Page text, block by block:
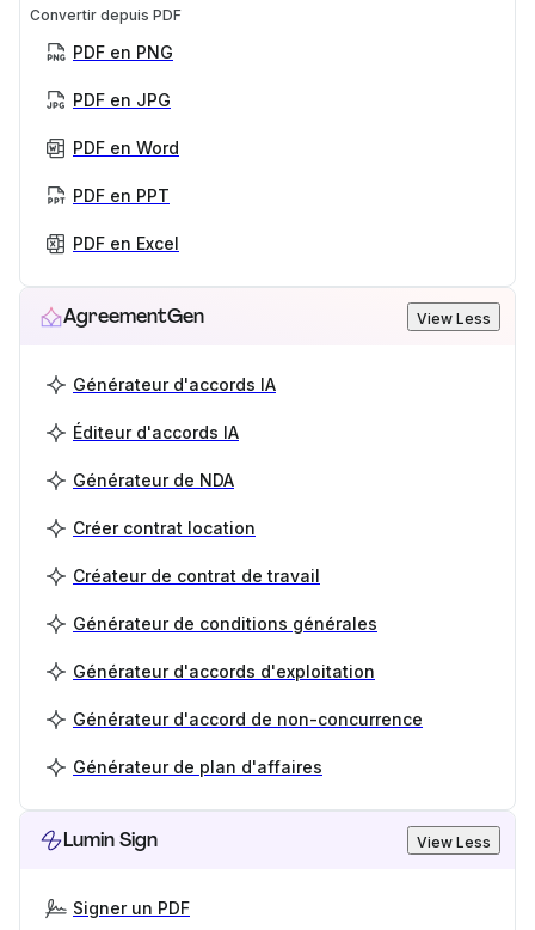
Convertir depuis PDF
PDF en PNG
PDF en JPG
PDF en Word
PDF en PPT
PDF en Excel
AgreementGen View Less
Générateur d'accords IA
Éditeur d'accords IA
Générateur de NDA
Créer contrat location
Créateur de contrat de travail
Générateur de conditions générales
Générateur d'accords d'exploitation
Générateur d'accord de non-concurrence
Générateur de plan d'affaires
Lumin Sign View Less
Signer un PDF